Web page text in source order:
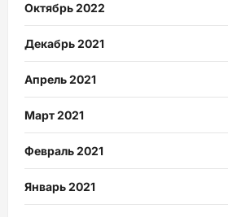
Октябрь 2022
Декабрь 2021
Апрель 2021
Март 2021
Февраль 2021
Январь 2021